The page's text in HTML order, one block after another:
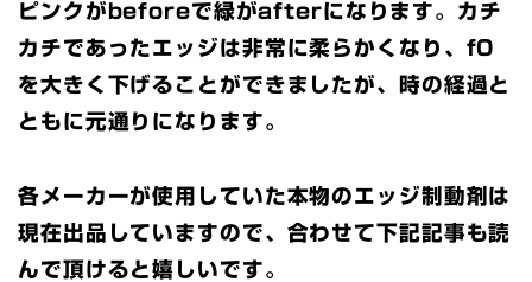
ピンクがbeforeで緑がafterになります。カチ
カチであったエッジは非常に柔らかくなり、f0
を大きく下げることができましたが、時の経過と
ともに元通りになります。
各メーカーが使用していた本物のエッジ制動剤は
現在出品していますので、合わせて下記記事も読
んで頂けると嬉しいです。